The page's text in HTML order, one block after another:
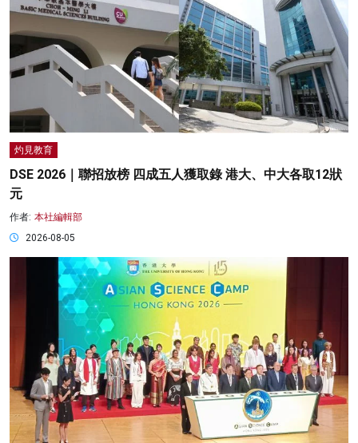
灼見教育
DSE 2026｜聯招放榜 四成五人獲取錄 港大、中大各取12狀
元
作者: 本社編輯部
2026-08-05